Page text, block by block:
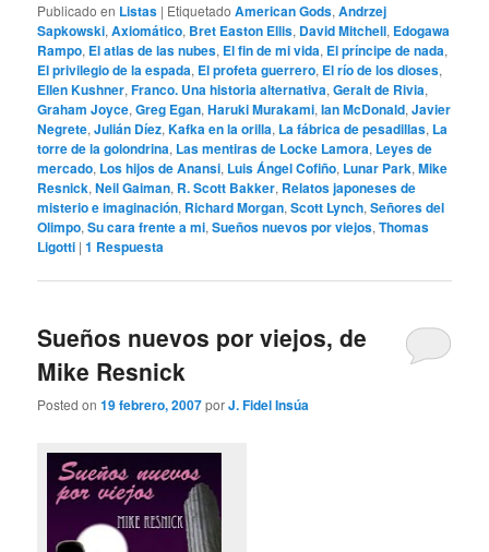
Publicado en Listas | Etiquetado American Gods,Andrzej
Sapkowski,Axiomático, Bret Easton Ellis, David Mitchell, Edogawa
Rampo, El atlas de las nubes, El fin de mi vida, El príncipe de nada,
El privilegio de la espada, El profeta guerrero, El río de los dioses,
Ellen Kushner,Franco. Una historia alternativa,Geralt de Rivia,
Graham Joyce,Greg Egan,Haruki Murakami,Ian McDonald,Javier
Negrete,Julián Díez,Kafka en la orilla, La fábrica de pesadillas, La
torre de la golondrina, Las mentiras de Locke Lamora, Leyes de
mercado, Los hijos de Anansi, Luis Ángel Cofiño, Lunar Park,Mike
Resnick,Neil Gaiman, R. Scott Bakker, Relatos japoneses de
misterio e imaginación, Richard Morgan,Scott Lynch,Señores del
Olimpo,Su cara frente a mi,Sueños nuevos por viejos,Thomas
Ligotti |1 Respuesta
Sueños nuevos por viejos, de
Mike Resnick
Posted on19 febrero, 2007porJ. Fidel Insúa